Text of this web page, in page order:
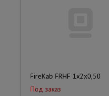
FireKab FRHF 1х2х0,50
Под заказ